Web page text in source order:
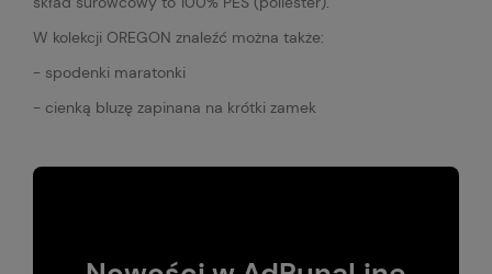
W kolekcji OREGON znaleźć można także:
- spodenki maratonki
- cienką bluzę zapinana na krótki zamek